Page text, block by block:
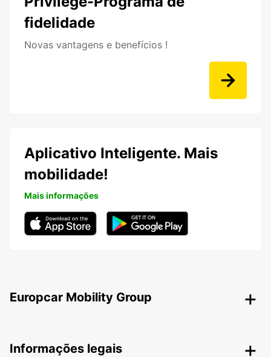
fidelidade
Novas vantagens e benefícios !
Aplicativo Inteligente. Mais
mobilidade!
Mais informações
Europcar Mobility Group
Informações legais